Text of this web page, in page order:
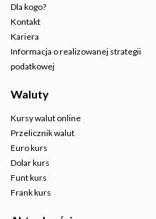
Dla kogo?
Kontakt
Kariera
Informacja o realizowanej strategii
podatkowej
Waluty
Kursy walut online
Przelicznik walut
Euro kurs
Dolar kurs
Funt kurs
Frank kurs